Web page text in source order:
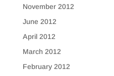
November 2012
June 2012
April 2012
March 2012
February 2012